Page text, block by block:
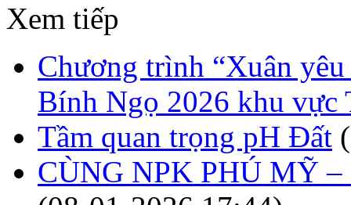
Xem tiếp
Chương trình “Xuân
Bính Ngọ 2026 khu vực
Tầm quan trọng pH Đất
CÙNG NPK PHÚ MỸ